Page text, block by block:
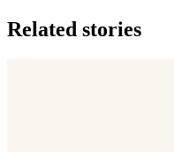
Related stories